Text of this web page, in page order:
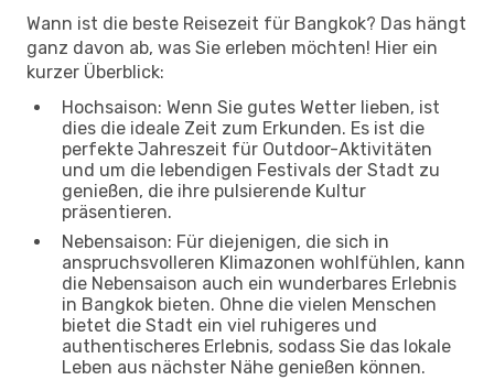
Wann ist die beste Reisezeit für Bangkok? Das hängt
ganz davon ab, was Sie erleben möchten! Hier ein
kurzer Überblick:
Hochsaison: Wenn Sie gutes Wetter lieben, ist
dies die ideale Zeit zum Erkunden. Es ist die
perfekte Jahreszeit für Outdoor-Aktivitäten
und um die lebendigen Festivals der Stadt zu
genießen, die ihre pulsierende Kultur
präsentieren.
Nebensaison: Für diejenigen, die sich in
anspruchsvolleren Klimazonen wohlfühlen, kann
die Nebensaison auch ein wunderbares Erlebnis
in Bangkok bieten. Ohne die vielen Menschen
bietet die Stadt ein viel ruhigeres und
authentischeres Erlebnis, sodass Sie das lokale
Leben aus nächster Nähe genießen können.